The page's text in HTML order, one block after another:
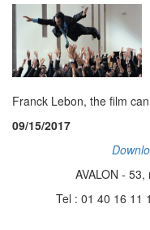
Franck Lebon, the film
09/15/2017
AVALON -
Tel : 01 40 16 11